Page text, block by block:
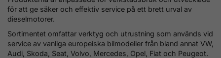
för att ge säker och effektiv service på ett brett urval av
dieselmotorer.
Sortimentet omfattar verktyg och utrustning som används vid
service av vanliga europeiska bilmodeller från bland annat VW,
Audi, Skoda, Seat, Volvo, Mercedes, Opel, Fiat och Peugeot.